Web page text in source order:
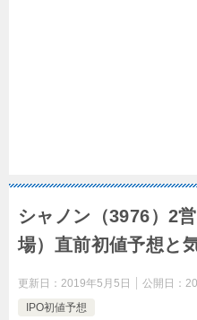
シャノン（3976）2
場）直前初値予想と
更新日： 2019年5月5日 公開日：
IPO初値予想